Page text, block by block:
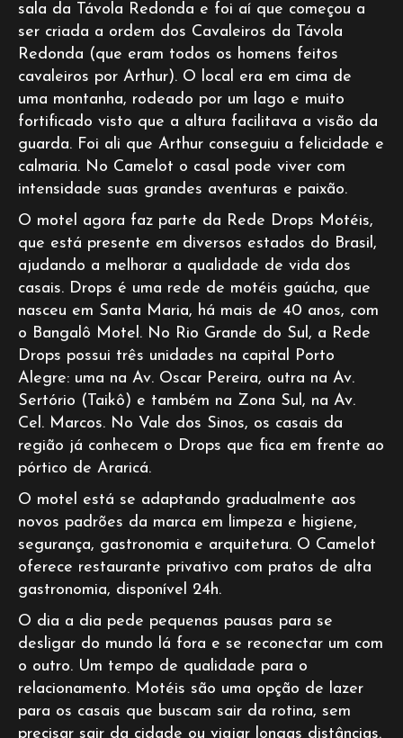
sala da Távola Redonda e foi aí que começou a
ser criada a ordem dos Cavaleiros da Távola
Redonda (que eram todos os homens feitos
cavaleiros por Arthur). O local era em cima de
uma montanha, rodeado por um lago e muito
fortificado visto que a altura facilitava a visão da
guarda. Foi ali que Arthur conseguiu a felicidade e
calmaria. No Camelot o casal pode viver com
intensidade suas grandes aventuras e paixão.
O motel agora faz parte da Rede Drops Motéis,
que está presente em diversos estados do Brasil,
ajudando a melhorar a qualidade de vida dos
casais. Drops é uma rede de motéis gaúcha, que
nasceu em Santa Maria, há mais de 40 anos, com
o Bangalô Motel. No Rio Grande do Sul, a Rede
Drops possui três unidades na capital Porto
Alegre: uma na Av. Oscar Pereira, outra na Av.
Sertório (Taikô) e também na Zona Sul, na Av.
Cel. Marcos. No Vale dos Sinos, os casais da
região já conhecem o Drops que fica em frente ao
pórtico de Araricá.
O motel está se adaptando gradualmente aos
novos padrões da marca em limpeza e higiene,
segurança, gastronomia e arquitetura. O Camelot
oferece restaurante privativo com pratos de alta
gastronomia, disponível 24h.
O dia a dia pede pequenas pausas para se
desligar do mundo lá fora e se reconectar um com
o outro. Um tempo de qualidade para o
relacionamento. Motéis são uma opção de lazer
para os casais que buscam sair da rotina, sem
precisar sair da cidade ou viajar longas distâncias.